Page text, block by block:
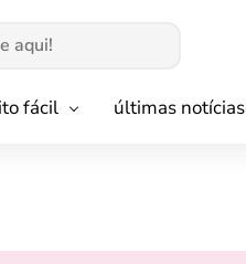
fácil últimas notícias